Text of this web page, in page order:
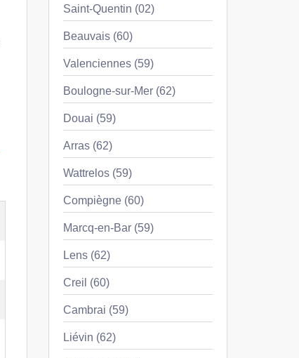
Saint-Quentin (02)
Beauvais (60)
Valenciennes (59)
Boulogne-sur-Mer (62)
Douai (59)
Arras (62)
Wattrelos (59)
Compiègne (60)
Marcq-en-Bar (59)
Lens (62)
Creil (60)
Cambrai (59)
Liévin (62)